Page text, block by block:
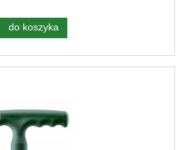
do koszyka